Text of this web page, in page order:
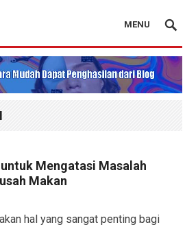
MENU
Mengatasi Masalah
Makan
hal yang sangat penting bagi